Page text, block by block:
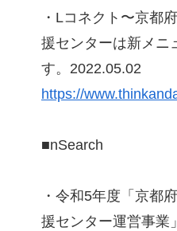
・Lコネクト〜京都
援センターは新メニ
す。2022.05.02
https://
■nSearch
・令和5年度「京都
援センター運営事業」